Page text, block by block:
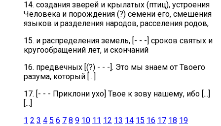
14. создания зверей и крылатых (птиц), устроения
Человека и порождения (?) семени его, смешения
языков и разделения народов, расселения родов,
15. и распределения земель, [- - -] сроков святых и
кругообращений лет, и скончаний
16. предвечных [(?) - - -]. Это мы знаем от Твоего
разума, который [...]
17. [- - - Приклони ухо] Твое к зову нашему, ибо [...]
[...]
1 2 3 4 5 6 7 8 9 10 11 12 13 14 15 16 17 18 19